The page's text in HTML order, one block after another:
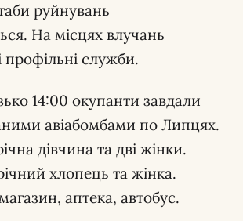
руйнувань
На місцях влучань
служби.
14:00 окупанти завдали
авіабомбами по Липцях.
дівчина та дві жінки.
хлопець та жінка.
аптека, автобус.